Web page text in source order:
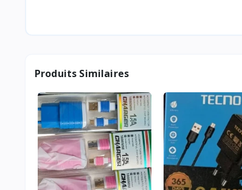
Produits Similaires